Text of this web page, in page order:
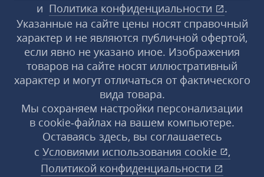
и Политика конфиденциальности
.
Указанные на сайте цены носят справочный
характер и не являются публичной офертой,
если явно не указано иное. Изображения
товаров на сайте носят иллюстративный
характер и могут отличаться от фактического
вида товара.
Мы сохраняем настройки персонализации
в cookie‑файлах на вашем компьютере.
Оставаясь здесь, вы соглашаетесь
с Условиями использования cookie
,
Политикой конфиденциальности